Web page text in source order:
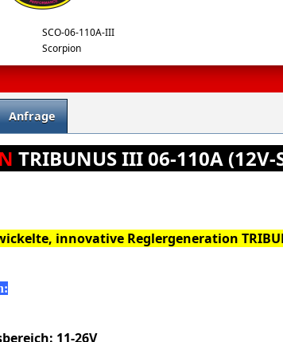
SCO-06-110A-III
Scorpion
Anfrage
TRIBUNUS III 06-110A (12V-
innovative Reglergeneration
11-26V